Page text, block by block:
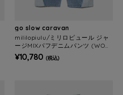
go slow caravan
mililopiulu/ミリロピュール ジャ
ージMIXパフデニムパンツ (WOM
ENS)
¥10,780 (税込)